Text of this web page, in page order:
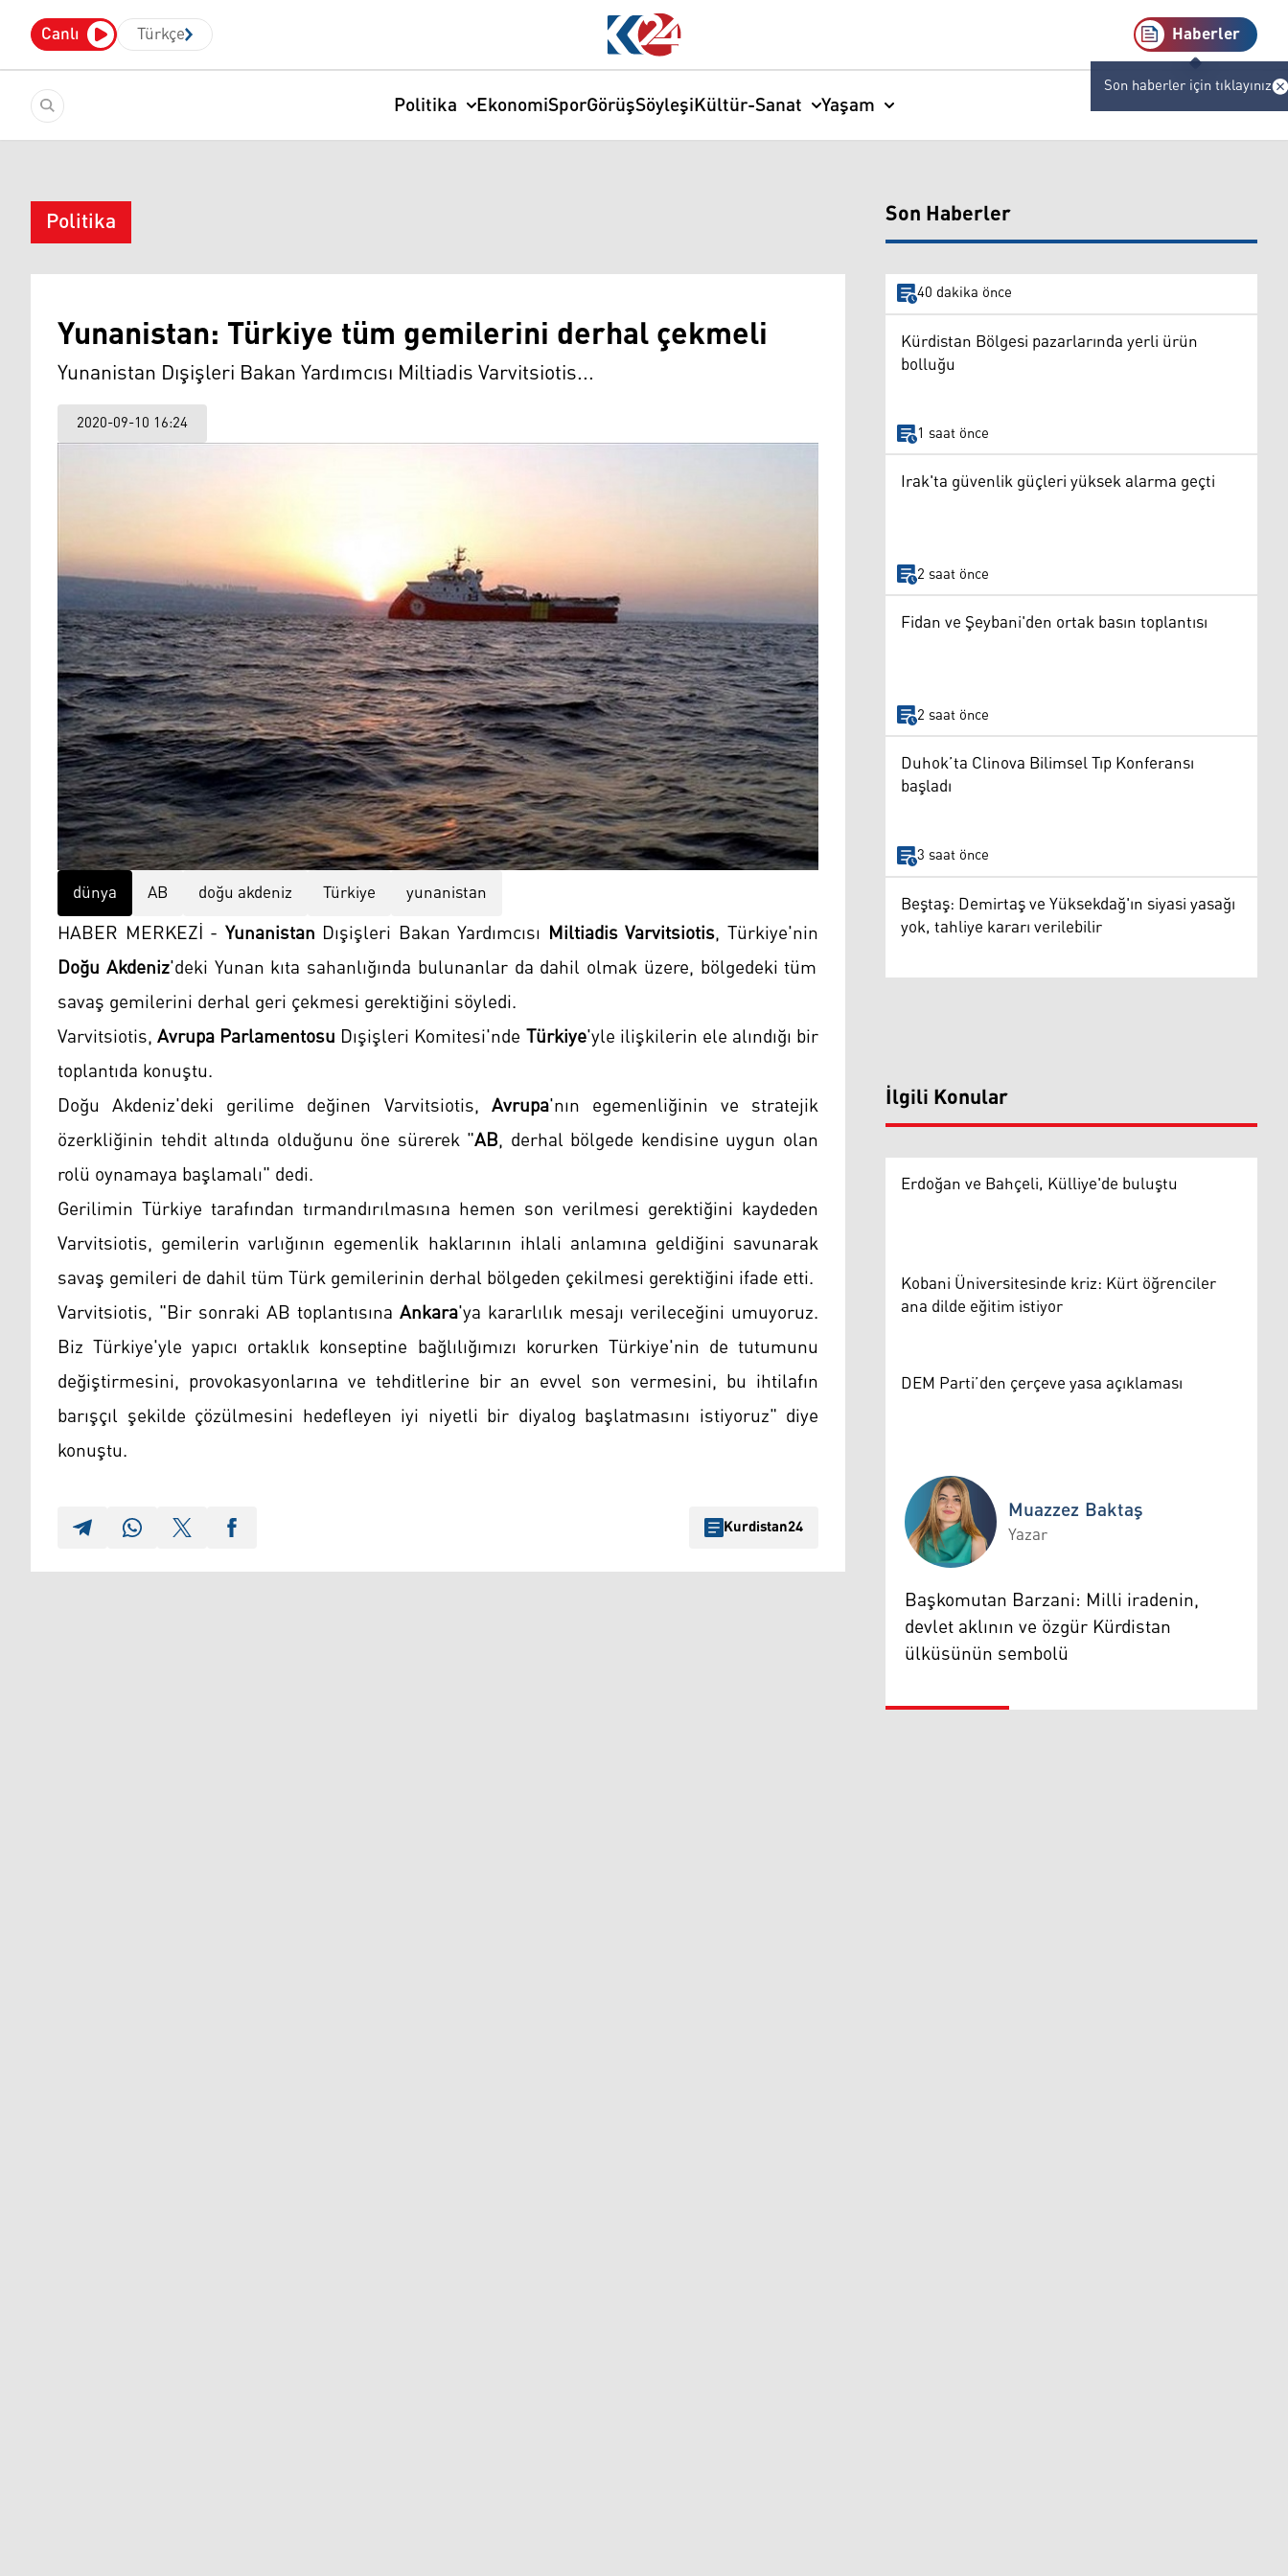
Canlı Türkçe Haberler
Son haberler için tıklayınız
Politika EkonomiSporGörüşSöyleşiKültür-Sanat Yaşam
Politika
Yunanistan: Türkiye tüm gemilerini derhal çekmeli
Yunanistan Dışişleri Bakan Yardımcısı Miltiadis Varvitsiotis...
2020-09-10 16:24
dünya AB doğu akdeniz Türkiye yunanistan
HABER MERKEZİ - Yunanistan Dışişleri Bakan Yardımcısı Miltiadis Varvitsiotis, Türkiye'nin
Doğu Akdeniz'deki Yunan kıta sahanlığında bulunanlar da dahil olmak üzere, bölgedeki tüm
savaş gemilerini derhal geri çekmesi gerektiğini söyledi.
Varvitsiotis,Avrupa Parlamentosu Dışişleri Komitesi'ndeTürkiye'yle ilişkilerin ele alındığı bir
toplantıda konuştu.
Doğu Akdeniz'deki gerilime değinen Varvitsiotis, Avrupa'nın egemenliğinin ve stratejik
özerkliğinin tehdit altında olduğunu öne sürerek "AB, derhal bölgede kendisine uygun olan
rolü oynamaya başlamalı" dedi.
Gerilimin Türkiye tarafından tırmandırılmasına hemen son verilmesi gerektiğini kaydeden
Varvitsiotis, gemilerin varlığının egemenlik haklarının ihlali anlamına geldiğini savunarak
savaş gemileri de dahil tüm Türk gemilerinin derhal bölgeden çekilmesi gerektiğini ifade etti.
Varvitsiotis, "Bir sonraki AB toplantısına Ankara'ya kararlılık mesajı verileceğini umuyoruz.
Biz Türkiye'yle yapıcı ortaklık konseptine bağlılığımızı korurken Türkiye'nin de tutumunu
değiştirmesini, provokasyonlarına ve tehditlerine bir an evvel son vermesini, bu ihtilafın
barışçıl şekilde çözülmesini hedefleyen iyi niyetli bir diyalog başlatmasını istiyoruz" diye
konuştu.
Kurdistan24
Son Haberler
40 dakika önce
Kürdistan Bölgesi pazarlarında yerli ürün
bolluğu
1 saat önce
Irak'ta güvenlik güçleri yüksek alarma geçti
2 saat önce
Fidan ve Şeybani'den ortak basın toplantısı
2 saat önce
Duhok’ta Clinova Bilimsel Tıp Konferansı
başladı
3 saat önce
Beştaş: Demirtaş ve Yüksekdağ'ın siyasi yasağı
yok, tahliye kararı verilebilir
İlgili Konular
Erdoğan ve Bahçeli, Külliye'de buluştu
Kobani Üniversitesinde kriz: Kürt öğrenciler
ana dilde eğitim istiyor
DEM Parti’den çerçeve yasa açıklaması
Muazzez Baktaş
Muazzez Baktaş
Yazar
Başkomutan Barzani: Milli iradenin,
devlet aklının ve özgür Kürdistan
ülküsünün sembolü